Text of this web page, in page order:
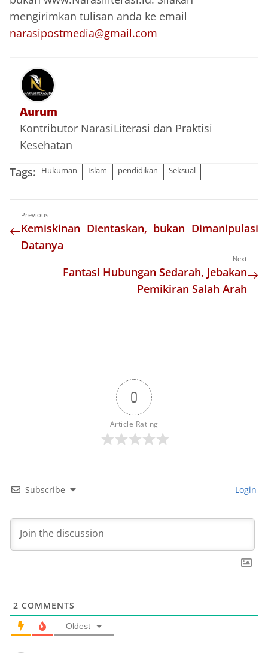
mengirimkan tulisan anda ke email
narasipostmedia@gmail.com
Aurum
Kontributor NarasiLiterasi dan Praktisi
Kesehatan
Tags:
Hukuman Islam pendidikan Seksual
Previous
Kemiskinan Dientaskan, bukan Dimanipulasi
Datanya
Next
Fantasi Hubungan Sedarah, Jebakan
Pemikiran Salah Arah
0
Article Rating
Subscribe Login
2 COMMENTS
Oldest